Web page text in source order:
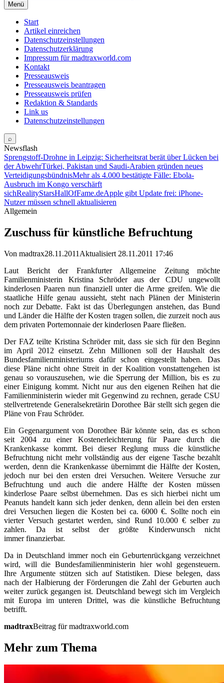
Menü
Start
Artikel einreichen
Datenschutzeinstellungen
Datenschutzerklärung
Impressum für madtraxworld.com
Kontakt
Presseausweis
Presseausweis beantragen
Presseausweis prüfen
Redaktion & Standards
Link us
Datenschutzeinstellungen
⌕
Newsflash
Sprengstoff-Drohne in Leipzig: Sicherheitsrat berät über Lücken bei
der AbwehrTürkei, Pakistan und Saudi-Arabien gründen neues
VerteidigungsbündnisMehr als 4.000 bestätigte Fälle: Ebola-
Ausbruch im Kongo verschärft
sichRealityStarsHallOfFame.deApple gibt Update frei: iPhone-
Nutzer müssen schnell aktualisieren
Allgemein
Zuschuss für künstliche Befruchtung
Von madtrax28.11.2011 Aktualisiert 28.11.2011 17:46
Laut Bericht der Frankfurter Allgemeine Zeitung möchte
Familienministerin Kristina Schröder aus der CDU ungewollt
kinderlosen Paaren nun finanziell unter die Arme greifen. Wie die
staatliche Hilfe genau aussieht, steht nach Plänen der Ministerin
noch zur Debatte. Fakt ist das Überlegungen anstehen, das Bund
und Länder die Hälfte der Kosten tragen sollen, die zurzeit noch aus
dem privaten Portemonnaie der kinderlosen Paare fließen.
Der FAZ teilte Kristina Schröder mit, dass sie sich für den Beginn
im April 2012 einsetzt. Zehn Millionen soll der Haushalt des
Bundesfamilienministeriums dafür schon eingestellt haben. Das
diese Pläne nicht ohne Streit in der Koalition vonstattengehen ist
genau so vorauszusehen, wie die Sperrung der Million, bis es zu
einer Einigung kommt. Nicht nur aus den eigenen Reihen hat die
Familienministerin wieder mit Gegenwind zu rechnen, gerade CSU
stellvertretende Generalsekretärin Dorothee Bär stellt sich gegen die
Pläne von Frau Schröder.
Ein Gegenargument von Dorothee Bär könnte sein, das es schon
seit 2004 zu einer Kostenerleichterung für Paare durch die
Krankenkasse kommt. Bei dieser Reglung muss die künstliche
Befruchtung nicht mehr vollständig aus ­der eigene Tasche bezahlt
werden, denn die Krankenkasse übernimmt die Hälfte der Kosten,
jedoch nur bei den ersten drei Versuchen. Weitere Versuche zur
Befruchtung und auch die andere Hälfte der Kosten müssen
kinderlose Paare selbst übernehmen. Das es sich hierbei nicht um
Peanuts handelt kann sich jeder denken, denn allein bei den ersten
drei Versuchen liegen die Kosten bei ca. 6000 €. Sollte noch ein
vierter Versuch gestartet werden, sind Rund 10.000 € selber zu
zahlen. Da ist selbst der größte Kinderwunsch nicht
immer finanzierbar.
Da in Deutschland immer noch ein Geburtenrückgang verzeichnet
wird, will die Bundesfamilienministerin hier wohl gegensteuern.
Ihre Argumente stützen sich auf Statistiken. Diese belegen, dass
nach der Halbierung der Förderungen die Zahl der Geburten auch
weiter zurück gegangen ist. Deutschland bewegt sich im Vergleich
mit Europa im unteren Drittel, was die künstliche Befruchtung
betrifft.
madtraxBeitrag für madtraxworld.com
Mehr zum Thema